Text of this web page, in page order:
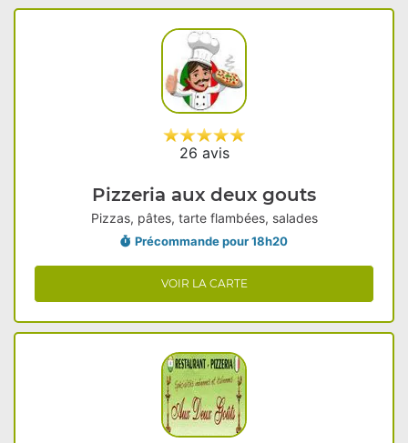
26 avis
Pizzeria aux deux gouts
Pizzas, pâtes, tarte flambées, salades
Précommande pour 18h20
VOIR LA CARTE